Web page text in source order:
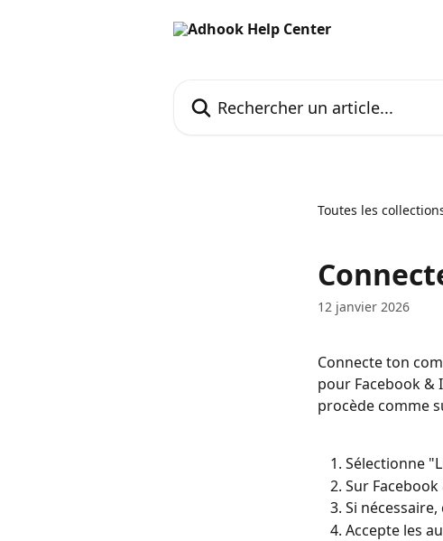
Toutes les
12 janvier 2026
Connecte ton
pour Facebook &
procède comme
Sélectionne
Sur
Si
Accepte les